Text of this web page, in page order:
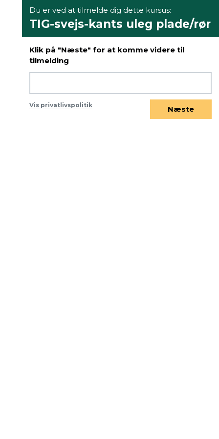
Du er ved at tilmelde dig dette kursus:
TIG-svejs-kants uleg plade/rør
Klik på "Næste" for at komme videre til
tilmelding
Vis privatlivspolitik